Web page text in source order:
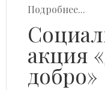
Подробнее...
акция
добро»